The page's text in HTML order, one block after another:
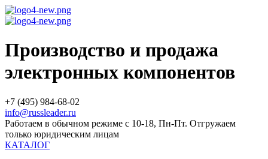
Производство и продажа
электронных компонентов
+7 (495) 984-68-02
info@russleader.ru
Работаем в обычном режиме с 10-18, Пн-Пт. Отгружаем
только юридическим лицам
КАТАЛОГ